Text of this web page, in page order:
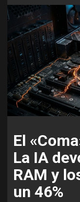
El
La IA
RAM y
un 46%